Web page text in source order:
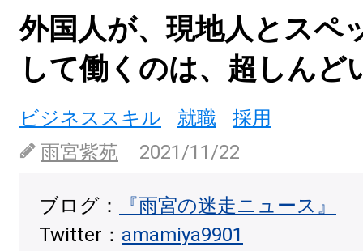
外国人が、現地人とスペ
して働くのは、超しんど
ビジネススキル 就職
採用
雨宮紫苑
2021/11/22
ブログ：
『雨宮の迷走ニュース』
Twitter： amamiya9901